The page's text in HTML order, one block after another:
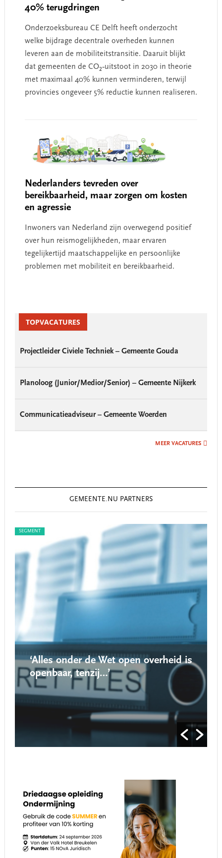
40% terugdringen
Onderzoeksbureau CE Delft heeft onderzocht
welke bijdrage decentrale overheden kunnen
leveren aan de mobiliteitstransitie. Daaruit blijkt
dat gemeenten de CO₂‑uitstoot in 2030 in theorie
met maximaal 40% kunnen verminderen, terwijl
provincies ongeveer 5% reductie kunnen realiseren.
Nederlanders tevreden over
bereikbaarheid, maar zorgen om kosten
en agressie
Inwoners van Nederland zijn overwegend positief
over hun reismogelijkheden, maar ervaren
tegelijkertijd maatschappelijke en persoonlijke
problemen met mobiliteit en bereikbaarheid.
SidebarTOPVACATURES
Projectleider Civiele Techniek – Gemeente Gouda
Planoloog (Junior/Medior/Senior) – Gemeente Nijkerk
Communicatieadviseur – Gemeente Woerden
MEER VACATURES
GEMEENTE.NU PARTNERS
SEGMENT
‘Alles onder de Wet open overheid is
openbaar, tenzij…’